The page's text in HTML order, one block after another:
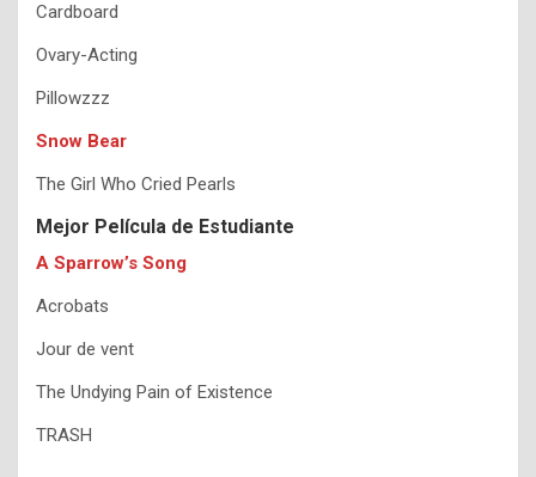
Cardboard
Ovary-Acting
Pillowzzz
Snow Bear
The Girl Who Cried Pearls
Mejor Película de Estudiante
A Sparrow’s Song
Acrobats
Jour de vent
The Undying Pain of Existence
TRASH